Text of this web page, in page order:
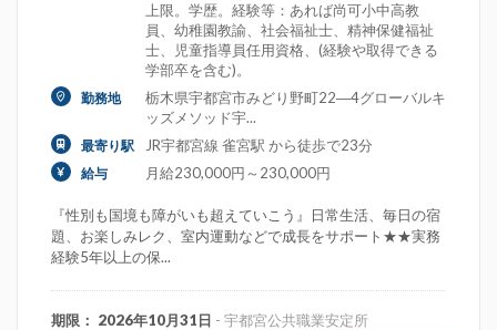
上限。学歴。経験等：あれば尚可小中高教
員、幼稚園教諭、社会福祉士、精神保健福祉
士、児童指導員任用資格、(経験や取得できる
学部卒を含む)。
勤務地
栃木県宇都宮市みどり野町22―4グローバルキ
ッズメソッド宇...
最寄り駅 JR宇都宮線 雀宮駅 から徒歩で23分
給与 月給230,000円～230,000円
『性別も国境も障がいも超えていこう』日常生活、毎日の宿
題、お楽しみレク、室内運動などで成長をサポート★★実務
経験5年以上の保...
期限： 2026年10月31日 - 宇都宮公共職業安定所